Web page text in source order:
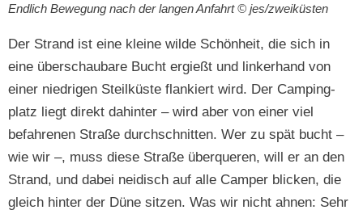
Endlich Bewe­gung nach der lan­gen Anfahrt © jes/zweiküsten
Der Strand ist eine kleine wilde Schön­heit, die sich in
eine über­schaubare Bucht ergießt und link­er­hand von
ein­er niedri­gen Steilküste flankiert wird. Der Camp­ing­
platz liegt direkt dahin­ter – wird aber von ein­er viel
befahre­nen Straße durch­schnit­ten. Wer zu spät bucht –
wie wir –, muss diese Straße über­queren, will er an den
Strand, und dabei nei­disch auf alle Camper blick­en, die
gle­ich hin­ter der Düne sitzen. Was wir nicht ahnen: Sehr